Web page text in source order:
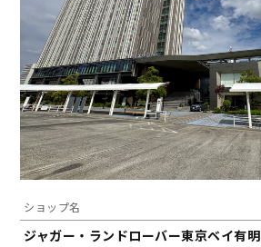
ショップ名
ジャガー・ランドローバー東京ベイ有明